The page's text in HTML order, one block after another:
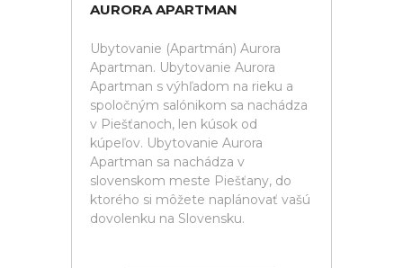
AURORA APARTMAN
Ubytovanie (Apartmán) Aurora
Apartman. Ubytovanie Aurora
Apartman s výhľadom na rieku a
spoločným salónikom sa nachádza
v Piešťanoch, len kúsok od
kúpeľov. Ubytovanie Aurora
Apartman sa nachádza v
slovenskom meste Piešťany, do
ktorého si môžete naplánovať vašú
dovolenku na Slovensku.